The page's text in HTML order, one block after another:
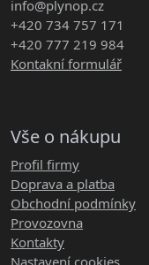
info@plynop.cz
+420 734 757 171
+420 777 219 984
Kontakní formulář
Vše o nákupu
Profil firmy
Doprava a platba
Obchodní podmínky
Provozovna
Kontakty
Nastavení cookies